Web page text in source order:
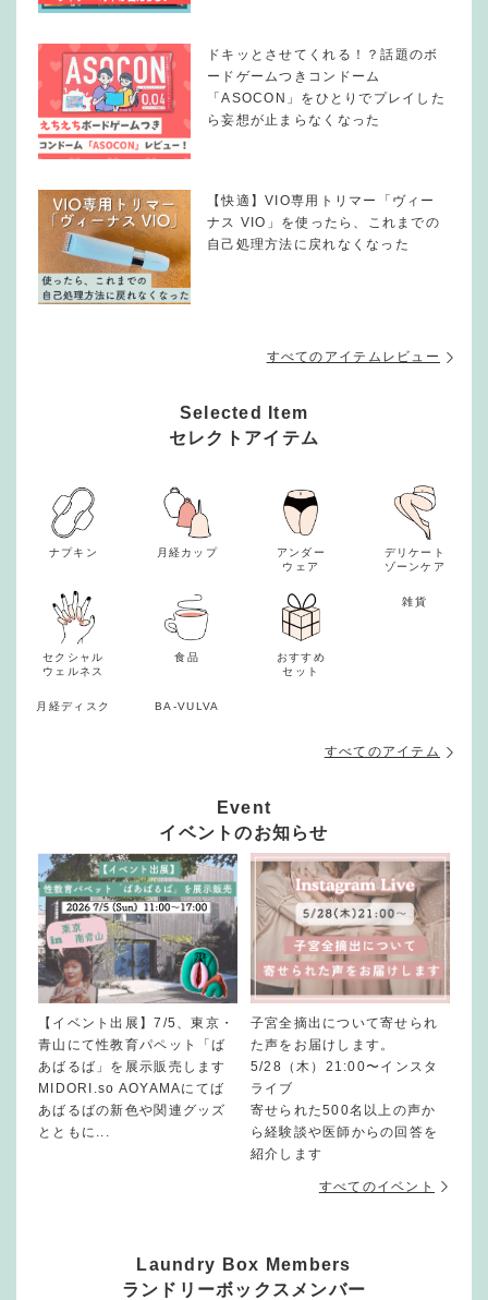
ドキッとさせてくれる！？話題のボ
ードゲームつきコンドーム
「ASOCON」をひとりでプレイした
ら妄想が止まらなくなった
【快適】VIO専用トリマー「ヴィー
ナス VIO」を使ったら、これまでの
自己処理方法に戻れなくなった
すべてのアイテムレビュー
Selected Item
セレクトアイテム
ナプキン 月経カップ
アンダー
ウェア
デリケート
ゾーンケア
セクシャル
ウェルネス
食品
おすすめ
セット
雑貨
月経ディスク BA-VULVA
すべてのアイテム
Event
イベントのお知らせ
【イベント出展】7/5、東京・
青山にて性教育パペット「ば
あばるば」を展示販売します
MIDORI.so AOYAMAにてば
あばるばの新色や関連グッズ
とともに...
子宮全摘出について寄せられ
た声をお届けします。
5/28（木）21:00〜インスタ
ライブ
寄せられた500名以上の声か
ら経験談や医師からの回答を
紹介します
すべてのイベント
Laundry Box Members
ランドリーボックスメンバー